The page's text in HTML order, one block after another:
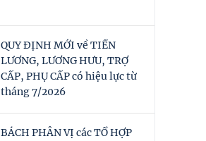
QUY ĐỊNH MỚI về TIỀN
LƯƠNG, LƯƠNG HƯU, TRỢ
CẤP, PHỤ CẤP có hiệu lực từ
tháng 7/2026
BÁCH PHÂN VỊ các TỔ HỢP